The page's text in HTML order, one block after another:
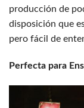
producción de
disposición que
pero fácil de
Perfecta para